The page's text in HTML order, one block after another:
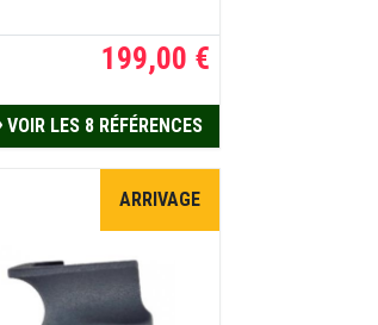
199,00 €
VOIR LES 8 RÉFÉRENCES
ARRIVAGE